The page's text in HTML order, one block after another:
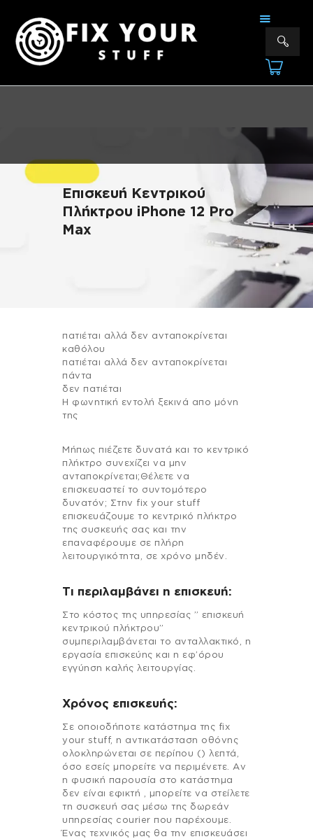
FIX YOUR STUFF
Επισκευές & Πωλήσεις Ηλεκτρονικών Συσκευών &Αξεσουάρ
ΥΠΗΡΕΣΙΕΣ
ΕΠΙΚΟΙΝΩΝΙΑ
Επισκευή Κεντρικού
Πλήκτρου iPhone 12 Pro
Max
πατιέται αλλά δεν ανταποκρίνεται
καθόλου
πατιέται αλλά δεν ανταποκρίνεται
πάντα
δεν πατιέται
Η φωνητική εντολή ξεκινά απο μόνη
της
Μήπως πιέζετε δυνατά και το κεντρικό
πλήκτρο συνεχίζει να μην
ανταποκρίνεται;Θέλετε να
επισκευαστεί το συντομότερο
δυνατόν; Στην fix your stuff
επισκευάζουμε το κεντρικό πλήκτρο
της συσκευής σας και την
επαναφέρουμε σε πλήρη
λειτουργικότητα, σε χρόνο μηδέν.
Τι περιλαμβάνει η επισκευή:
Στo κόστος της υπηρεσίας ” επισκευή
κεντρικού πλήκτρου”
συμπεριλαμβάνεται το ανταλλακτικό, η
εργασία επισκεύης και η εφ’όρου
εγγύηση καλής λειτουργίας.
Χρόνος επισκευής:
Σε οποιοδήποτε κατάστημα της fix
your stuff, η αντικατάσταση οθόνης
ολοκληρώνεται σε περίπου () λεπτά,
όσο εσείς μπορείτε να περιμένετε. Αν
η φυσική παρουσία στο κατάστημα
δεν είναι εφικτή , μπορείτε να στείλετε
τη συσκευή σας μέσω της δωρεάν
υπηρεσίας courier που παρέχουμε.
Ένας τεχνικός μας θα την επισκευάσει